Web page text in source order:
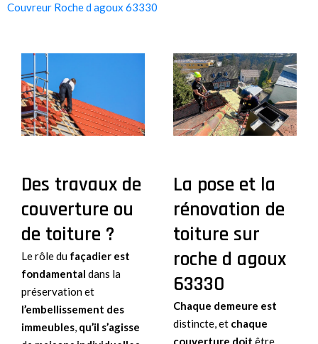
Couvreur Roche d agoux 63330
Des travaux de
couverture ou
de toiture ?
Le rôle du façadier est
fondamental dans la
préservation et
l’embellissement des
immeubles, qu’il s’agisse
La pose et la
rénovation de
toiture sur
roche d agoux
63330
Chaque demeure est
distincte, et chaque
couverture doit être